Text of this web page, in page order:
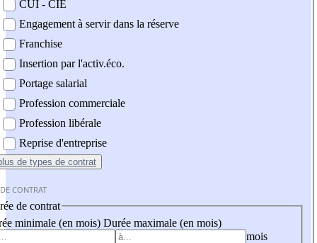
CUI - CIE
Engagement à servir dans la réserve
Franchise
Insertion par l'activ.éco.
Portage salarial
Profession commerciale
Profession libérale
Reprise d'entreprise
de types de contrat
CONTRAT
de contrat
minimale (en mois) Durée maximale (en mois)
mois